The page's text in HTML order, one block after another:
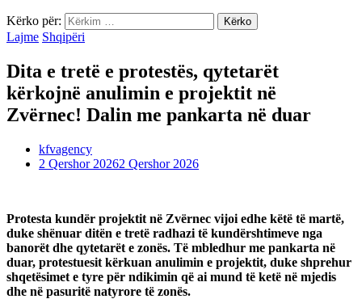
Kërko për:
Lajme Shqipëri
Dita e tretë e protestës, qytetarët
kërkojnë anulimin e projektit në
Zvërnec! Dalin me pankarta në duar
kfvagency
2 Qershor 20262 Qershor 2026
Protesta kundër projektit në Zvërnec vijoi edhe këtë të martë,
duke shënuar ditën e tretë radhazi të kundërshtimeve nga
banorët dhe qytetarët e zonës. Të mbledhur me pankarta në
duar, protestuesit kërkuan anulimin e projektit, duke shprehur
shqetësimet e tyre për ndikimin që ai mund të ketë në mjedis
dhe në pasuritë natyrore të zonës.